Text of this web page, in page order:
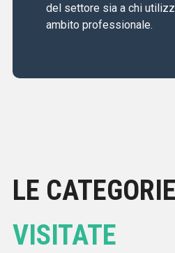
del settore sia a chi
ambito professionale.
LE CATEGORIE
VISITATE